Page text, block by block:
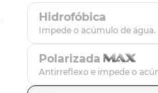
Hidrofóbica
Polarizada